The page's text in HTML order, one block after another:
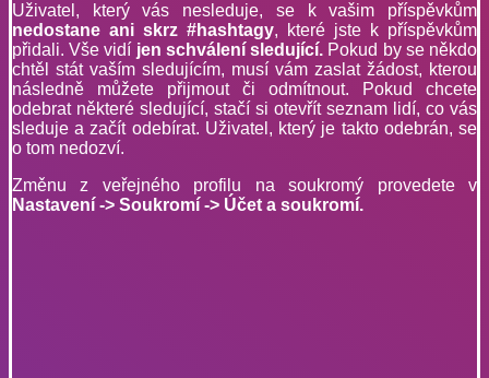
Uživatel, který vás nesleduje, se k vašim příspěvkům
nedostane ani skrz #hashtagy, které jste k příspěvkům
přidali. Vše vidí jen schválení sledující. Pokud by se někdo
chtěl stát vaším sledujícím, musí vám zaslat žádost, kterou
následně můžete přijmout či odmítnout. Pokud chcete
odebrat některé sledující, stačí si otevřít seznam lidí, co vás
sleduje a začít odebírat. Uživatel, který je takto odebrán, se
o tom nedozví.
Změnu z veřejného profilu na soukromý provedete v
Nastavení -> Soukromí -> Účet a soukromí.